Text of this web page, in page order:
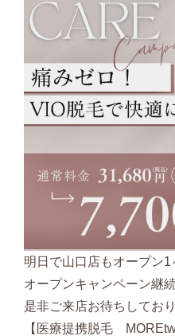
明日で山口店もオープン1
オープンキャンペーン継
是非ご来店お待ちしてお
【医療提携脱毛